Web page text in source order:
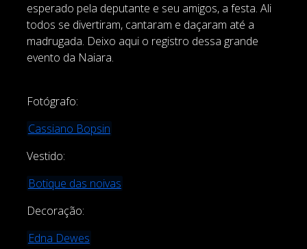
esperado pela deputante e seu amigos, a festa. Ali
todos se divertiram, cantaram e daçaram até a
madrugada. Deixo aqui o registro dessa grande
evento da Naiara.
Fotógrafo:
Cassiano Bopsin
Vestido:
Botique das noivas
Decoração:
Edna Dewes